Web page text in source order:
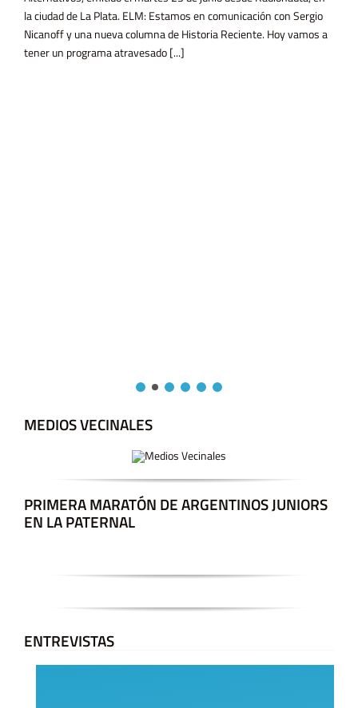
atravesado [...]
MEDIOS VECINALES
PRIMERA MARATÓN DE ARGENTINOS JUNIORS
EN LA PATERNAL
ENTREVISTAS